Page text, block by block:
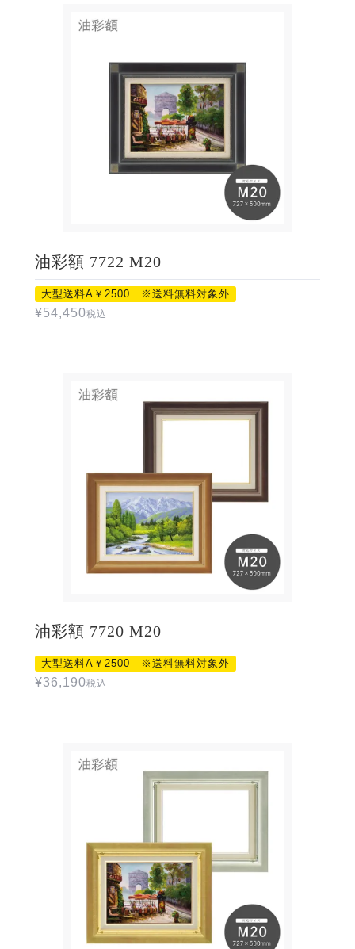
油彩額 7722 M20
大型送料A￥2500 ※送料無料対象外
¥54,450税込
油彩額 7720 M20
大型送料A￥2500 ※送料無料対象外
¥36,190税込